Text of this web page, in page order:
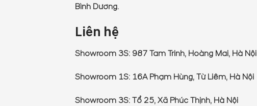
Bình Dương.
Liên hệ
Showroom 3S: 987 Tam Trinh, Hoàng Mai, Hà Nội
Showroom 1S: 16A Phạm Hùng, Từ Liêm, Hà Nội
Showroom 3S: Tổ 25, Xã Phúc Thịnh, Hà Nội